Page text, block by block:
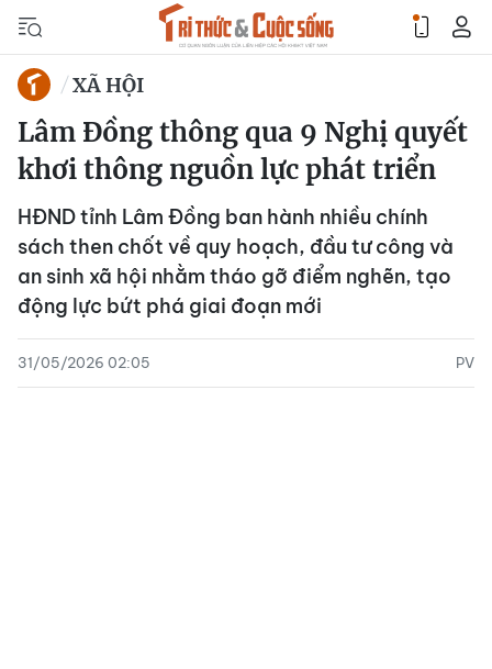
XÃ HỘI
Lâm Đồng thông qua 9 Nghị quyết
khơi thông nguồn lực phát triển
HĐND tỉnh Lâm Đồng ban hành nhiều chính
sách then chốt về quy hoạch, đầu tư công và
an sinh xã hội nhằm tháo gỡ điểm nghẽn, tạo
động lực bứt phá giai đoạn mới
31/05/2026 02:05 PV